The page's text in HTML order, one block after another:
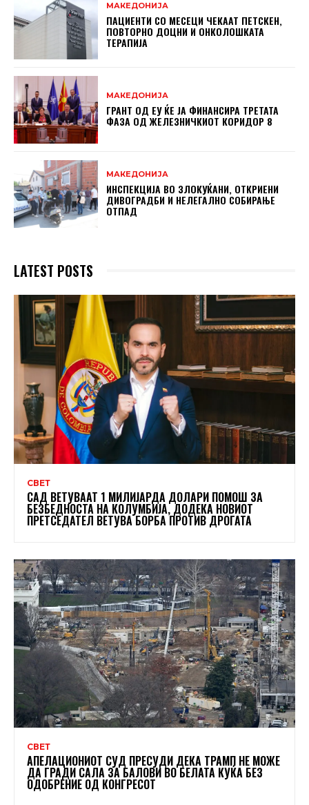
МАКЕДОНИЈА
ПАЦИЕНТИ СО МЕСЕЦИ ЧЕКААТ ПЕТСКЕН,
ПОВТОРНО ДОЦНИ И ОНКОЛОШКАТА
ТЕРАПИЈА
МАКЕДОНИЈА
ГРАНТ ОД ЕУ ЌЕ ЈА ФИНАНСИРА ТРЕТАТА
ФАЗА ОД ЖЕЛЕЗНИЧКИОТ КОРИДОР 8
МАКЕДОНИЈА
ИНСПЕКЦИЈА ВО ЗЛОКУЌАНИ, ОТКРИЕНИ
ДИВОГРАДБИ И НЕЛЕГАЛНО СОБИРАЊЕ
ОТПАД
LATEST POSTS
СВЕТ
САД ВЕТУВААТ 1 МИЛИЈАРДА ДОЛАРИ ПОМОШ ЗА
БЕЗБЕДНОСТА НА КОЛУМБИЈА, ДОДЕКА НОВИОТ
ПРЕТСЕДАТЕЛ ВЕТУВА БОРБА ПРОТИВ ДРОГАТА
СВЕТ
АПЕЛАЦИОНИОТ СУД ПРЕСУДИ ДЕКА ТРАМП НЕ МОЖЕ
ДА ГРАДИ САЛА ЗА БАЛОВИ ВО БЕЛАТА КУЌА БЕЗ
ОДОБРЕНИЕ ОД КОНГРЕСОТ